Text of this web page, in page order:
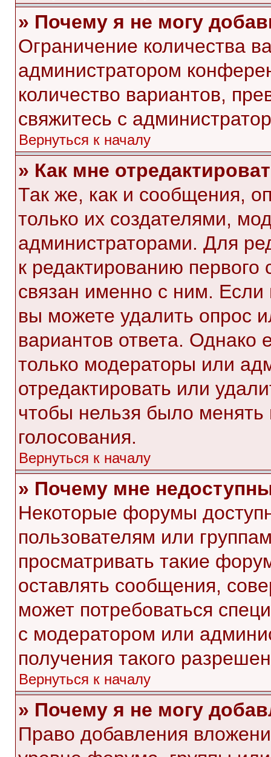
» Почему я не могу
Ограничение количества
администратором
количество вариантов,
свяжитесь с
Вернуться к началу
» Как мне
Так же, как и сообщения,
только их создателями,
администраторами. Для
к редактированию
связан именно с ним. Если
вы можете удалить опрос
вариантов ответа. Однако
только модераторы или
отредактировать или
чтобы нельзя было
голосования.
Вернуться к началу
» Почему мне
Некоторые форумы
пользователям или
просматривать такие
оставлять сообщения,
может потребоваться
с модератором или
получения такого
Вернуться к началу
» Почему я не могу
Право добавления